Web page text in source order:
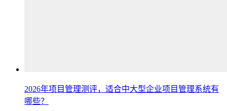
2026年项目管理测评，适合中大型企业项目管理系统有
哪些？